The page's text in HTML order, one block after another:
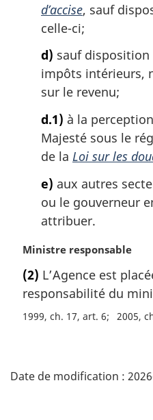
d’accise, sauf
celle-ci;
d) sauf
impôts intérieurs,
sur le revenu;
d.1) à la
Majesté sous le
de la Loi sur les
e) aux autres
ou le gouverneur
attribuer.
N
t
e
m
i
Ministre responsable
(2) L’Agence est
responsabilité du
1999, ch. 17, art. 6 2005,
é
Date de modification :